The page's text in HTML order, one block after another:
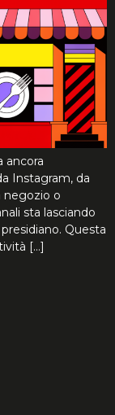
ancora
Instagram, da
negozio o
sta lasciando
Questa
[…]